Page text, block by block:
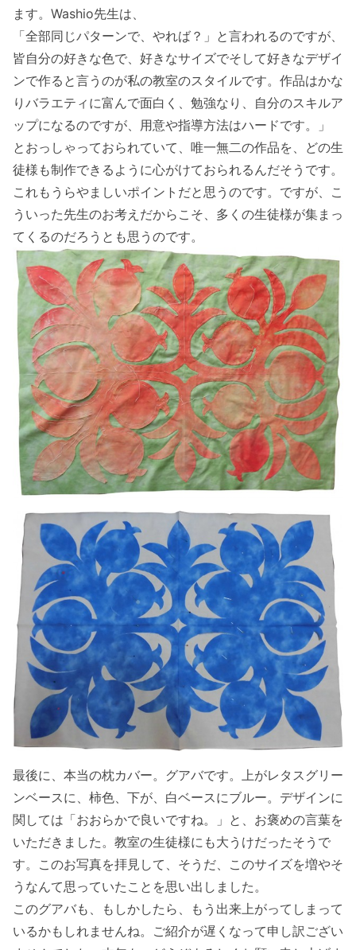
ます。Washio先生は、
「全部同じパターンで、やれば？」と言われるのですが、
皆自分の好きな色で、好きなサイズでそして好きなデザイ
ンで作ると言うのが私の教室のスタイルです。作品はかな
りバラエティに富んで面白く、勉強なり、自分のスキルア
ップになるのですが、用意や指導方法はハードです。」
とおっしゃっておられていて、唯一無二の作品を、どの生
徒様も制作できるように心がけておられるんだそうです。
これもうらやましいポイントだと思うのです。ですが、こ
ういった先生のお考えだからこそ、多くの生徒様が集まっ
てくるのだろうとも思うのです。
最後に、本当の枕カバー。グアバです。上がレタスグリー
ンベースに、柿色、下が、白ベースにブルー。デザインに
関しては「おおらかで良いですね。」と、お褒めの言葉を
いただきました。教室の生徒様にも大うけだったそうで
す。このお写真を拝見して、そうだ、このサイズを増やそ
うなんて思っていたことを思い出しました。
このグアバも、もしかしたら、もう出来上がってしまって
いるかもしれませんね。ご紹介が遅くなって申し訳ござい